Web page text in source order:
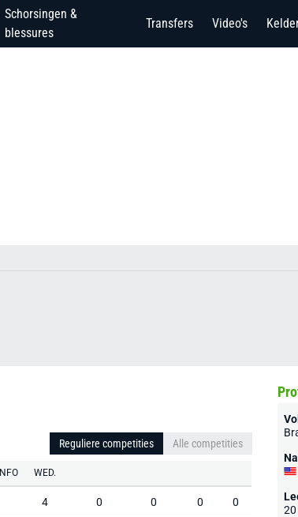
Schorsingen &
blessures
Transfers Video's
Reguliere competities Alle competities
INFO WED.
4 0 0 0 0
20